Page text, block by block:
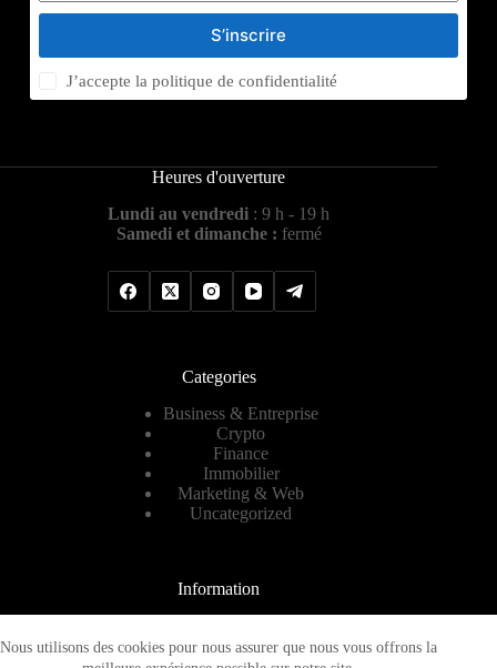
Nous utilisons des cookies pour nous assurer que nous vous offrons la
S’inscrire
J’accepte lapolitique de confidentialité
Heures d'ouverture
Lundi au vendredi : 9 h - 19 h
Samedi et dimanche : fermé
Categories
Business & Entreprise
Crypto
Finance
Immobilier
Marketing & Web
Uncategorized
Information
A propos